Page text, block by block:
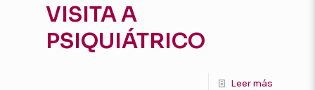
VISITA A
PSIQUIÁTRICO
Leer más